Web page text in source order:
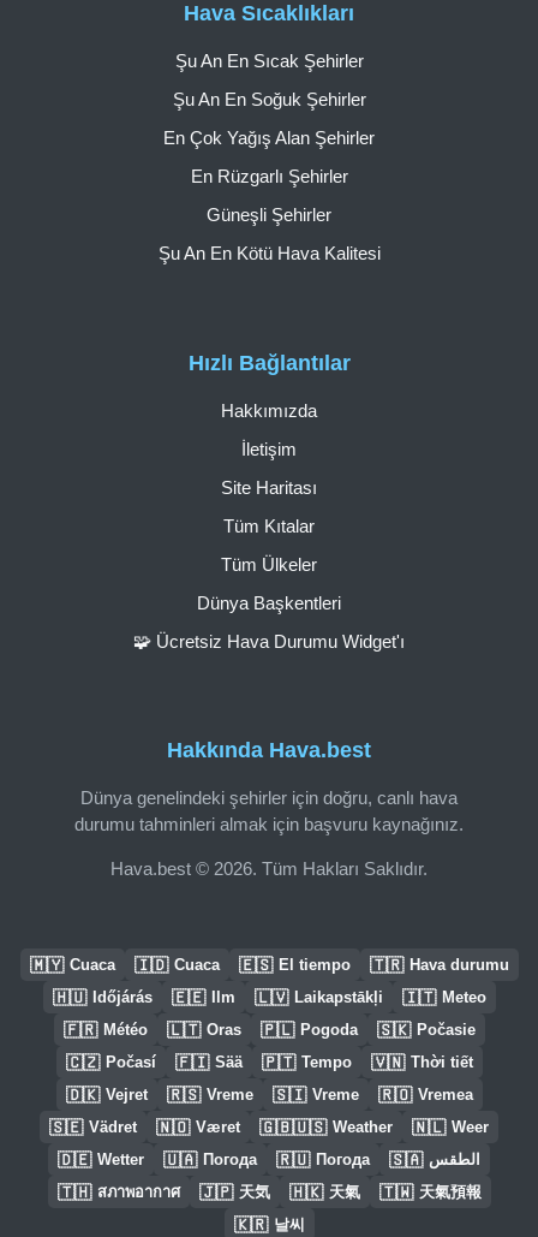
Hakkında Hava.best
Dünya genelindeki şehirler için doğru, canlı hava
durumu tahminleri almak için başvuru kaynağınız.
Hava.best © 2026. Tüm Hakları Saklıdır.
Hızlı Bağlantılar
Hakkımızda
İletişim
Site Haritası
Tüm Kıtalar
Tüm Ülkeler
Dünya Başkentleri
🧩 Ücretsiz Hava Durumu Widget'ı
Hava Sıcaklıkları
Şu An En Sıcak Şehirler
Şu An En Soğuk Şehirler
En Çok Yağış Alan Şehirler
En Rüzgarlı Şehirler
Güneşli Şehirler
Şu An En Kötü Hava Kalitesi
🇲🇾 Cuaca 🇮🇩 Cuaca 🇪🇸 El tiempo 🇹🇷 Hava durumu
🇭🇺 Időjárás 🇪🇪 Ilm 🇱🇻 Laikapstākļi 🇮🇹 Meteo
🇫🇷 Météo 🇱🇹 Oras 🇵🇱 Pogoda 🇸🇰 Počasie
🇨🇿 Počasí 🇫🇮 Sää 🇵🇹 Tempo 🇻🇳 Thời tiết
🇩🇰 Vejret 🇷🇸 Vreme 🇸🇮 Vreme 🇷🇴 Vremea
🇸🇪 Vädret 🇳🇴 Været 🇬🇧🇺🇸 Weather 🇳🇱 Weer
🇩🇪 Wetter 🇺🇦 Погода 🇷🇺 Погода 🇸🇦 الطقس
🇹🇭 สภาพอากาศ 🇯🇵 天気 🇭🇰 天氣 🇹🇼 天氣預報
🇰🇷 날씨